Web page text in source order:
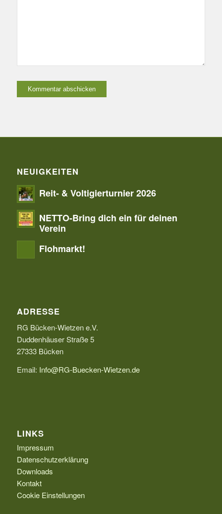
NEUIGKEITEN
Reit- & Voltigierturnier 2026
NETTO-Bring dich ein für deinen
Verein
Flohmarkt!
ADRESSE
RG Bücken-Wietzen e.V.
Duddenhäuser Straße 5
27333 Bücken
Email: Info@RG-Buecken-Wietzen.de
LINKS
Impressum
Datenschutzerklärung
Downloads
Kontakt
Cookie Einstellungen